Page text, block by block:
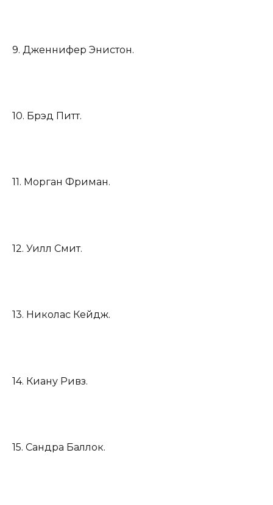
9. Дженнифер Энистон.
10. Брэд Питт.
11. Морган Фриман.
12. Уилл Смит.
13. Николас Кейдж.
14. Киану Ривз.
15. Сандра Баллок.